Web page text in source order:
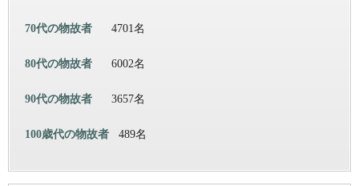
70代の物故者 4701名
80代の物故者 6002名
90代の物故者 3657名
100歳代の物故者 489名